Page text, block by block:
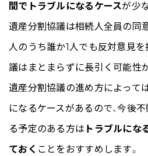
間でトラブルになるケースが少
遺産分割協議は相続人全員の同
人のうち誰か1人でも反対意見
議はまとまらずに長引く可能性
遺産分割協議の進め方によって
になるケースがあるので、今後
る予定のある方は トラブルにな
ておく ことをおすすめします。